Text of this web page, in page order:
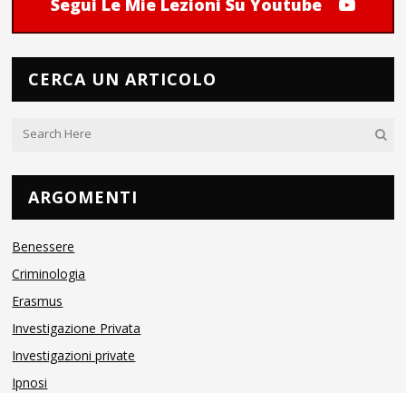
Segui Le Mie Lezioni Su Youtube
CERCA UN ARTICOLO
ARGOMENTI
Benessere
Criminologia
Erasmus
Investigazione Privata
Investigazioni private
Ipnosi